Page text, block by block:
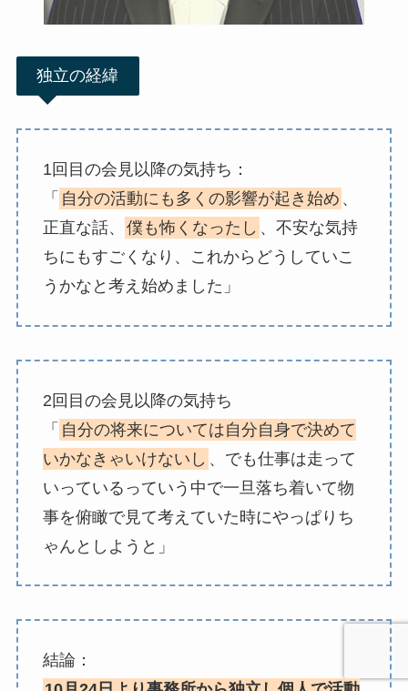
独立の経緯
1回目の会見以降の気持ち：
「 自分の活動にも多くの影響が起き始め 、
正直な話、
僕も怖くなったし 、不安な気持
ちにもすごくなり、これからどうしていこ
うかなと考え始めました」
2回目の会見以降の気持ち
「 自分の将来については自分自身で決めて
いかなきゃいけないし 、でも仕事は走って
いっているっていう中で一旦落ち着いて物
事を俯瞰で見て考えていた時にやっぱりち
ゃんとしようと」
結論：